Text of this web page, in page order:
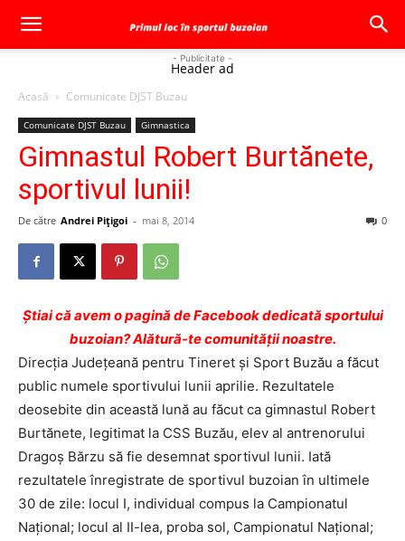
- Publicitate -
Header ad
Acasă Comunicate DJST Buzau
Comunicate DJST Buzau Gimnastica
Gimnastul Robert Burtănete,
sportivul lunii!
De către Andrei Pițigoi - mai 8, 2014 0
Ştiai că avem o pagină de Facebook dedicată sportului
buzoian? Alătură-te comunității noastre.
Direcţia Judeţeană pentru Tineret şi Sport Buzău a făcut
public numele sportivului lunii aprilie. Rezultatele
deosebite din această lună au făcut ca gimnastul Robert
Burtănete, legitimat la CSS Buzău, elev al antrenorului
Dragoş Bărzu să fie desemnat sportivul lunii. Iată
rezultatele înregistrate de sportivul buzoian în ultimele
30 de zile: locul I, individual compus la Campionatul
Naţional; locul al II-lea, proba sol, Campionatul Naţional;